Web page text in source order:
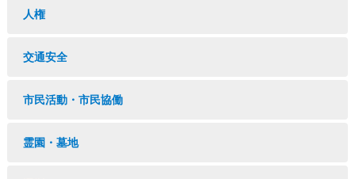
人権
交通安全
市民活動・市民協働
霊園・墓地